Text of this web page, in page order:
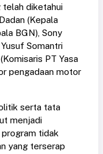
telah diketahui
(Kepala
BGN), Sony
Somantri
PT Yasa
pengadaan motor
serta tata
menjadi
tidak
yang terserap